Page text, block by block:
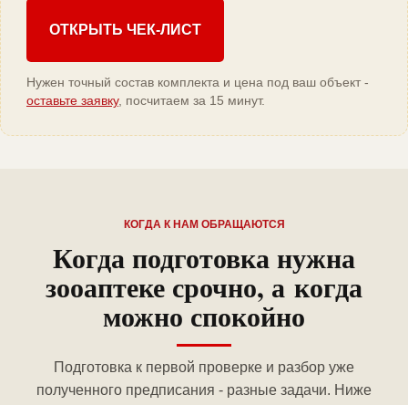
ОТКРЫТЬ ЧЕК-ЛИСТ
Нужен точный состав комплекта и цена под ваш объект -
оставьте заявку, посчитаем за 15 минут.
КОГДА К НАМ ОБРАЩАЮТСЯ
Когда подготовка нужна
зооаптеке срочно, а когда
можно спокойно
Подготовка к первой проверке и разбор уже
полученного предписания - разные задачи. Ниже